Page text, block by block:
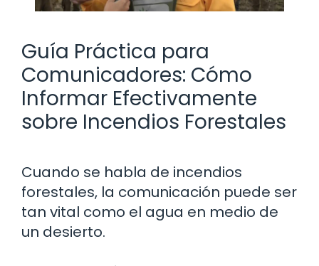
Guía Práctica para
Comunicadores: Cómo
Informar Efectivamente
sobre Incendios Forestales
Cuando se habla de incendios
forestales, la comunicación puede ser
tan vital como el agua en medio de
un desierto.